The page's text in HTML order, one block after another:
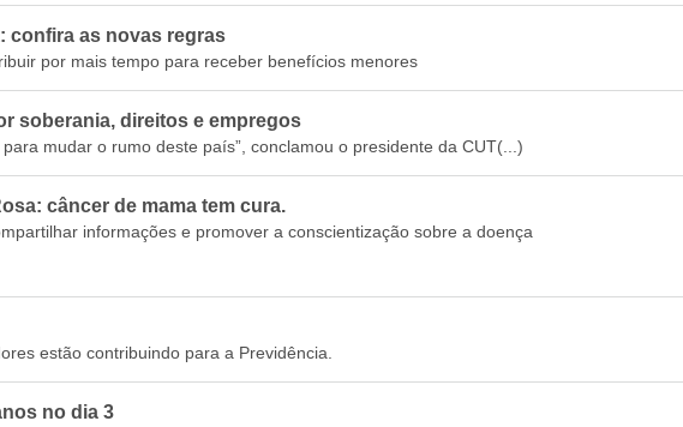
confira as novas regras
por mais tempo para receber benefícios menores
soberania, direitos e empregos
mudar o rumo deste país”, conclamou o presidente da CUT(...)
câncer de mama tem cura.
informações e promover a conscientização sobre a doença
estão contribuindo para a Previdência.
no dia 3